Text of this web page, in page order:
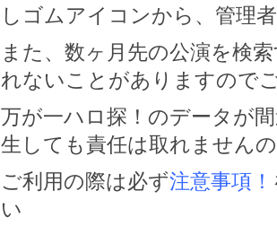
しゴムアイコンから、管理
また、数ヶ月先の公演を検
れないことがありますので
万が一ハロ探！のデータが
生しても責任は取れません
ご利用の際は必ず注意事項！
い